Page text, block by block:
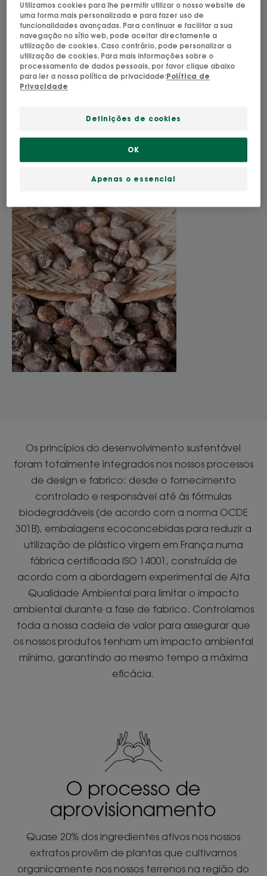
Os princípios do desenvolvimento sustentável
foram totalmente integrados nos nossos processos
de design e fabrico: desde o fornecimento
controlado e responsável até às fórmulas
biodegradáveis (de acordo com a norma OCDE
301B), embalagens ecoconcebidas para reduzir a
utilização de plástico virgem em França numa
fábrica certificada ISO 14001, construída de
acordo com a abordagem experimental de Alta
Qualidade Ambiental para limitar o impacto
ambiental durante a fase de fabrico. Controlamos
toda a nossa cadeia de valor para assegurar que
os nossos produtos tenham um impacto ambiental
mínimo, garantindo ao mesmo tempo a máxima
eficácia.
O processo de
aprovisionamento
Quase 20% dos ingredientes ativos nos nossos
extratos provêm de plantas que cultivamos
organicamente nos nossos terrenos na região do
Utilizamos cookies para lhe permitir utilizar o nosso website de
uma forma mais personalizada e para fazer uso de
funcionalidades avançadas. Para continuar e facilitar a sua
navegação no sítio web, pode aceitar directamente a
utilização de cookies. Caso contrário, pode personalizar a
utilização de cookies. Para mais informações sobre o
processamento de dados pessoais, por favor clique abaixo
para ler a nossa política de privacidade:Política de
Privacidade
Definições de cookies
Apenas o essencial
OK